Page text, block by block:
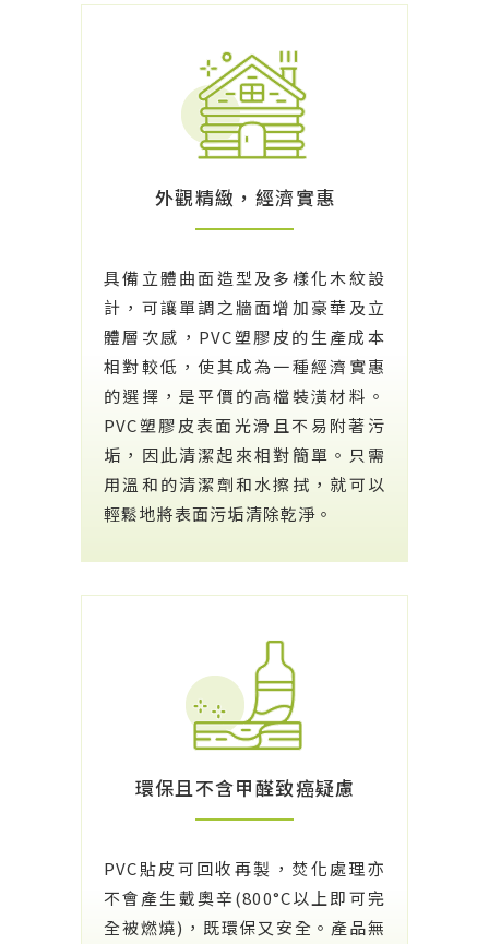
外觀精緻，經濟實惠
具備立體曲面造型及多樣化木紋設
計，可讓單調之牆面增加豪華及立
體層次感，PVC塑膠皮的生產成本
相對較低，使其成為一種經濟實惠
的選擇，是平價的高檔裝潢材料。
PVC塑膠皮表面光滑且不易附著污
垢，因此清潔起來相對簡單。只需
用溫和的清潔劑和水擦拭，就可以
輕鬆地將表面污垢清除乾淨。
環保且不含甲醛致癌疑慮
PVC貼皮可回收再製，焚化處理亦
不會產生戴奧辛(800°C以上即可完
全被燃燒)，既環保又安全。產品無